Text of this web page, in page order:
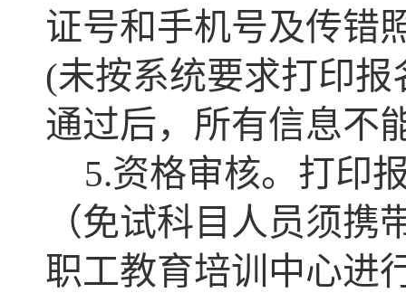
证号和手机号及传错
(未按系统要求打印
通过后，所有信息不
5.资格审核。打印
（免试科目人员须
职工教育培训中心进